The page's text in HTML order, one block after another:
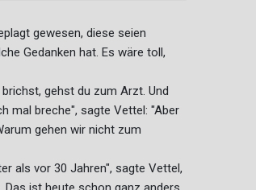
gewesen, diese seien
Gedanken hat. Es wäre toll,
gehst du zum Arzt. Und
mal breche", sagte Vettel: "Aber
gehen wir nicht zum
als vor 30 Jahren", sagte Vettel,